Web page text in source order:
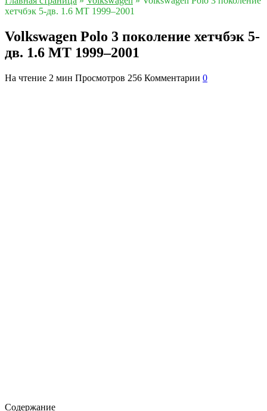
хетчбэк 5-дв. 1.6 MT 1999–2001
Volkswagen Polo 3 поколение хетчбэк 5-
дв. 1.6 MT 1999–2001
На чтение 2 мин Просмотров 256 Комментарии 0
Содержание